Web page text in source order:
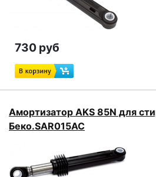
730 руб
Амортизатор AKS 85N для
Беко.SAR015AC